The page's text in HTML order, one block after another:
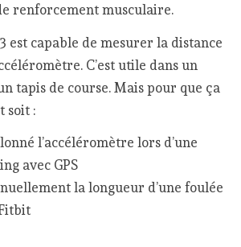
renforcement musculaire.
est capable de mesurer la distance
C’est utile dans un
tapis de course. Mais pour que ça
soit :
l’accéléromètre lors d’une
avec GPS
la longueur d’une foulée